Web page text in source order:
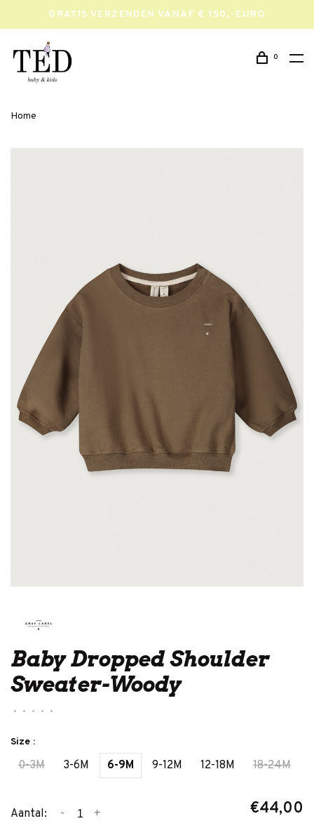
GRATIS VERZENDEN VANAF € 150,-EURO
0
Home
Baby Dropped Shoulder
Sweater-Woody
• • • • •
Size :
0-3M 3-6M 6-9M 9-12M 12-18M 18-24M
Aantal: +
- €44,00